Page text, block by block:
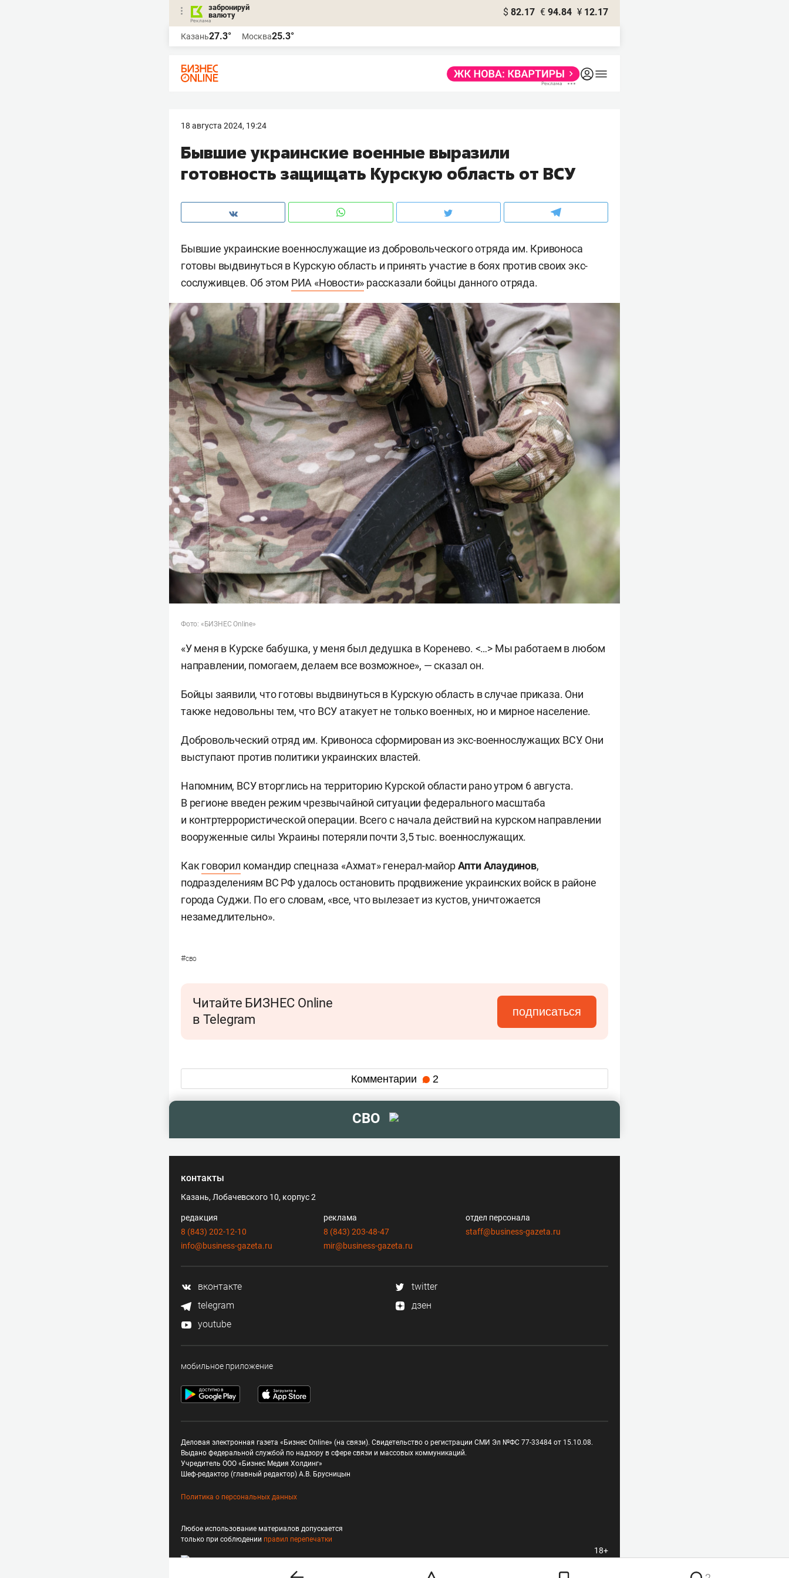
забронируй
валюту
$ 82.17 € 94.84 ¥ 12.17
Казань27.3° Москва25.3°
18 августа 2024, 19:24
Бывшие украинские военные выразили
готовность защищать Курскую область от ВСУ
Бывшие украинские военнослужащие из добровольческого отряда им. Кривоноса
готовы выдвинуться в Курскую область и принять участие в боях против своих экс-
сослуживцев. Об этом РИА «Новости» рассказали бойцы данного отряда.
Фото: «БИЗНЕС Online»
«У меня в Курске бабушка, у меня был дедушка в Коренево. <…> Мы работаем в любом
направлении, помогаем, делаем все возможное», — сказал он.
Бойцы заявили, что готовы выдвинуться в Курскую область в случае приказа. Они
также недовольны тем, что ВСУ атакует не только военных, но и мирное население.
Добровольческий отряд им. Кривоноса сформирован из экс-военнослужащих ВСУ. Они
выступают против политики украинских властей.
Напомним, ВСУ вторглись на территорию Курской области рано утром 6 августа.
В регионе введен режим чрезвычайной ситуации федерального масштаба
и контртеррористической операции. Всего с начала действий на курском направлении
вооруженные силы Украины потеряли почти 3,5 тыс. военнослужащих.
Как говорил командир спецназа «Ахмат» генерал-майорАпти Алаудинов,
подразделениям ВС РФ удалось остановить продвижение украинских войск в районе
города Суджи. По его словам, «все, что вылезает из кустов, уничтожается
незамедлительно».
#сво
Читайте БИЗНЕС Online
в Telegram
подписаться
Комментарии 2
СВО
контакты
Казань, Лобачевского 10, корпус 2
редакция
8 (843) 202-12-10
info@business-gazeta.ru
реклама
8 (843) 203-48-47
mir@business-gazeta.ru
отдел персонала
staff@business-gazeta.ru
вконтакте
twitter
telegram
дзен
youtube
мобильное приложение
Деловая электронная газета «Бизнес Online» (на связи). Свидетельство о регистрации СМИ Эл №ФС 77-33484 от 15.10.08.
Выдано федеральной службой по надзору в сфере связи и массовых коммуникаций.
Учредитель ООО «Бизнес Медия Холдинг»
Шеф-редактор (главный редактор) А.В. Брусницын
Политика о персональных данных
Любое использование материалов допускается
только при соблюдении правил перепечатки
18+